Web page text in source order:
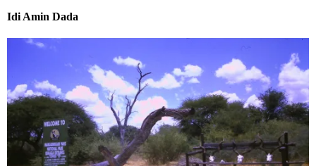
Idi Amin Dada